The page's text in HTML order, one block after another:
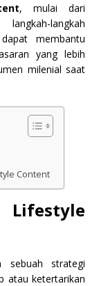
, mulai dari
langkah
membantu
yang lebih
milenial saat
Content
sebuah strategi
atau ketertarikan